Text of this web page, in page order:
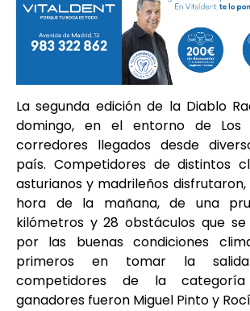
La segunda edición de la Diablo
domingo, en el entorno de Los
corredores llegados desde
país. Competidores de distintos
asturianos y madrileños
hora de la mañana, de una
kilómetros y 28 obstáculos que
por las buenas condiciones
primeros en tomar la
competidores de la
ganadores fueron Miguel Pinto y